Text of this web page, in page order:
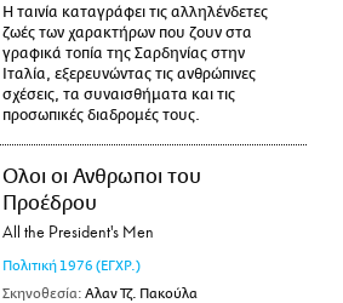
Η ταινία καταγράφει τις αλληλένδετες
ζωές των χαρακτήρων που ζουν στα
γραφικά τοπία της Σαρδηνίας στην
Ιταλία, εξερευνώντας τις ανθρώπινες
σχέσεις, τα συναισθήματα και τις
προσωπικές διαδρομές τους.
Ολοι οι Ανθρωποι του
Προέδρου
All the President's Men
Πολιτική1976 (ΕΓΧΡ.)
Σκηνοθεσία: Αλαν Τζ. Πακούλα